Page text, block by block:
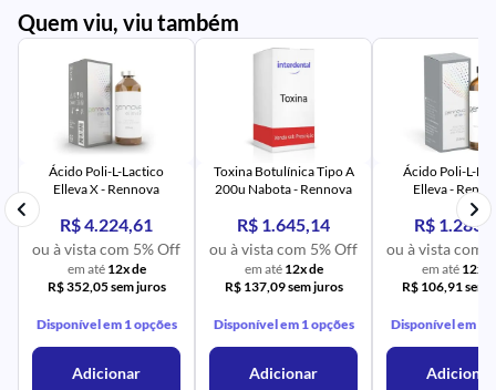
Quem viu, viu também
UR
Ácido Poli-L-Lactico
Elleva X - Rennova
R$ 4.224,61
ou à vista com 5% Off
em até 12x de
R$ 352,05 sem juros
Disponível em 1 opções
Adicionar
Toxina Botulínica Tipo A
200u Nabota - Rennova
R$ 1.645,14
ou à vista com 5% Off
em até 12x de
R$ 137,09 sem juros
Disponível em 1 opções
Adicionar
UR
Ácido Poli-L-
Elleva -
R$
ou à vista com
em até 12x
R$ 106,91 sem
Disponível em 1
Adicionar